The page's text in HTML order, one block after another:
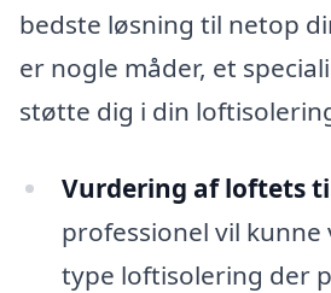
bedste løsning til netop
er nogle måder, et
støtte dig i din
Vurdering af loftets
professionel vil
type loftisolering der